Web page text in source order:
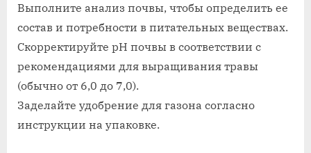
своими
руками
пошагово
Выполните анализ почвы, чтобы определить ее
состав и потребности в питательных веществах.
Скорректируйте pH почвы в соответствии с
рекомендациями для выращивания травы
(обычно от 6,0 до 7,0).
Заделайте удобрение для газона согласно
инструкции на упаковке.